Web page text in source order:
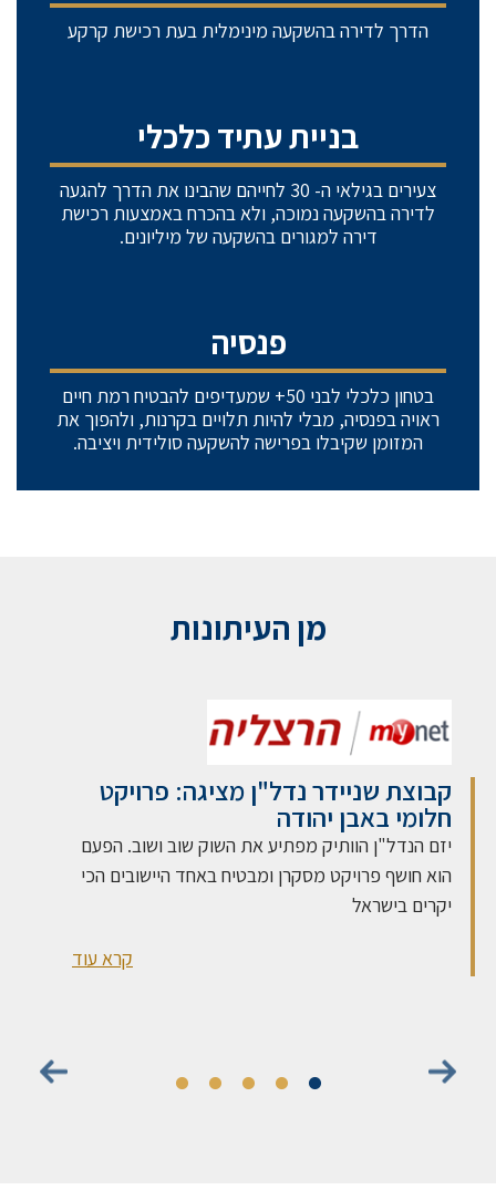
הדרך לדירה בהשקעה מינימלית בעת רכישת קרקע
בניית עתיד כלכלי
צעירים בגילאי ה- 30 לחייהם שהבינו את הדרך להגעה
לדירה בהשקעה נמוכה, ולא בהכרח באמצעות רכישת
דירה למגורים בהשקעה של מיליונים.
פנסיה
בטחון כלכלי לבני 50+ שמעדיפים להבטיח רמת חיים
ראויה בפנסיה, מבלי להיות תלויים בקרנות, ולהפוך את
המזומן שקיבלו בפרישה להשקעה סולידית ויציבה.
מן העיתונות
קבוצת שניידר נדל"ן מציגה: פרויקט
חלומי באבן יהודה
יזם הנדל"ן הוותיק מפתיע את השוק שוב ושוב. הפעם
הוא חושף פרויקט מסקרן ומבטיח באחד היישובים הכי
יקרים בישראל
קרא עוד